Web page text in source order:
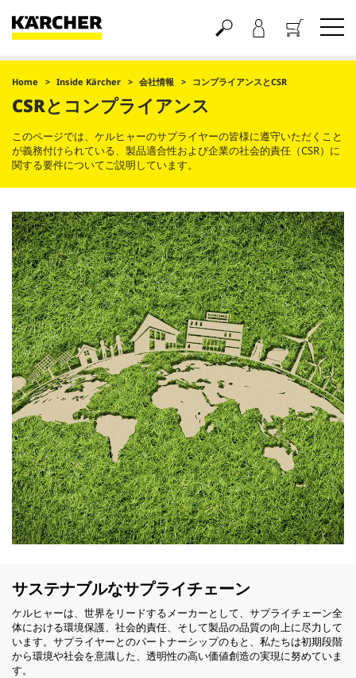
買い物かご
Home Inside Kärcher 会社情報 コンプライアンスとCSR
CSRとコンプライアンス
このページでは、ケルヒャーのサプライヤーの皆様に遵守いただくこと
が義務付けられている、製品適合性および企業の社会的責任（CSR）に
関する要件についてご説明しています。
サステナブルなサプライチェーン
ケルヒャーは、世界をリードするメーカーとして、サプライチェーン全
体における環境保護、社会的責任、そして製品の品質の向上に尽力して
います。サプライヤーとのパートナーシップのもと、私たちは初期段階
から環境や社会を意識した、透明性の高い価値創造の実現に努めていま
す。